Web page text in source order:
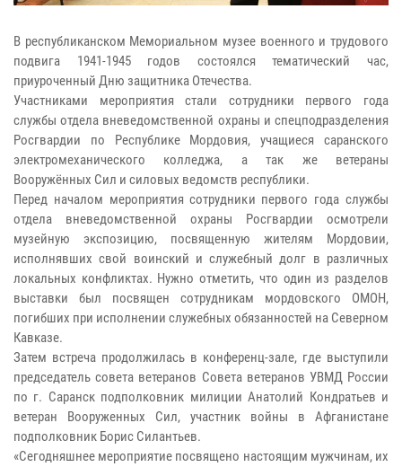
В республиканском Мемориальном музее военного и трудового
подвига 1941-1945 годов состоялся тематический час,
приуроченный Дню защитника Отечества.
Участниками мероприятия стали сотрудники первого года
службы отдела вневедомственной охраны и спецподразделения
Росгвардии по Республике Мордовия, учащиеся саранского
электромеханического колледжа, а так же ветераны
Вооружённых Сил и силовых ведомств республики.
Перед началом мероприятия сотрудники первого года службы
отдела вневедомственной охраны Росгвардии осмотрели
музейную экспозицию, посвященную жителям Мордовии,
исполнявших свой воинский и служебный долг в различных
локальных конфликтах. Нужно отметить, что один из разделов
выставки был посвящен сотрудникам мордовского ОМОН,
погибших при исполнении служебных обязанностей на Северном
Кавказе.
Затем встреча продолжилась в конференц-зале, где выступили
председатель совета ветеранов Совета ветеранов УВМД России
по г. Саранск подполковник милиции Анатолий Кондратьев и
ветеран Вооруженных Сил, участник войны в Афганистане
подполковник Борис Силантьев.
«Сегодняшнее мероприятие посвящено настоящим мужчинам, их